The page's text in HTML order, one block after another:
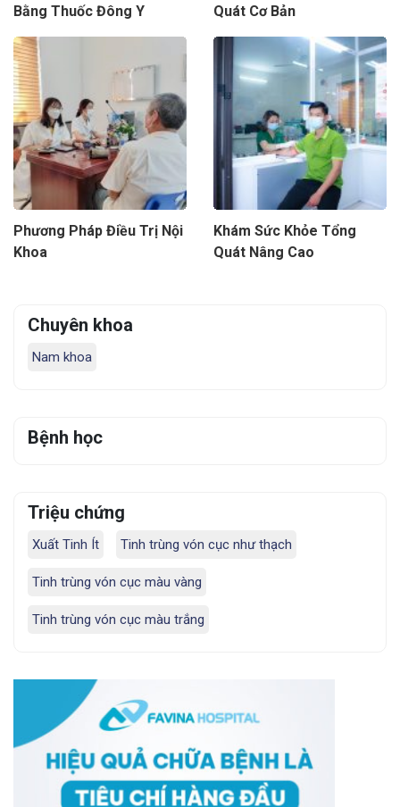
Bằng Thuốc Đông Y
Quát Cơ Bản
Phương Pháp Điều Trị Nội
Khoa
Khám Sức Khỏe Tổng
Quát Nâng Cao
Chuyên khoa
Nam khoa
Bệnh học
Triệu chứng
Xuất Tinh Ít Tinh trùng vón cục như thạch
Tinh trùng vón cục màu vàng
Tinh trùng vón cục màu trắng